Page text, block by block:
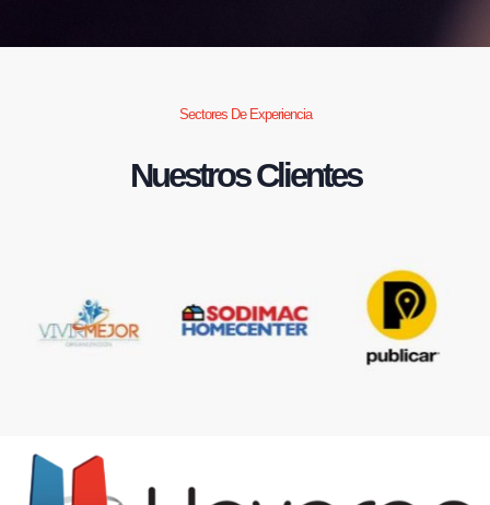
Sectores De Experiencia
Nuestros Clientes